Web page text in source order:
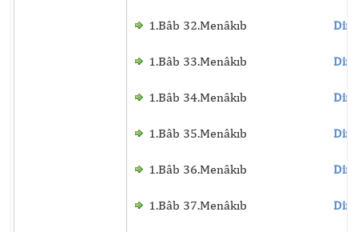
1.Bâb 32.Menâkıb
1.Bâb 33.Menâkıb
1.Bâb 34.Menâkıb
1.Bâb 35.Menâkıb
1.Bâb 36.Menâkıb
1.Bâb 37.Menâkıb